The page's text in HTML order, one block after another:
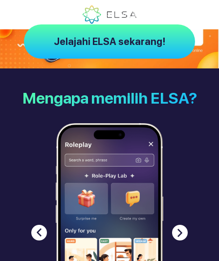
ELSA – Pelatih AI yang dirancang khusus untuk Anda
Jelajahi ELSA sekarang!
Mengapa memilih ELSA?